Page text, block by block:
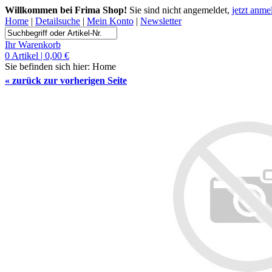
Willkommen bei Frima Shop! Sie sind nicht angemeldet, jetzt
Home | Detailsuche | Mein Konto | Newsletter
Ihr Warenkorb
0 Artikel | 0,00 €
Sie befinden sich hier: Home
« zurück zur vorherigen Seite